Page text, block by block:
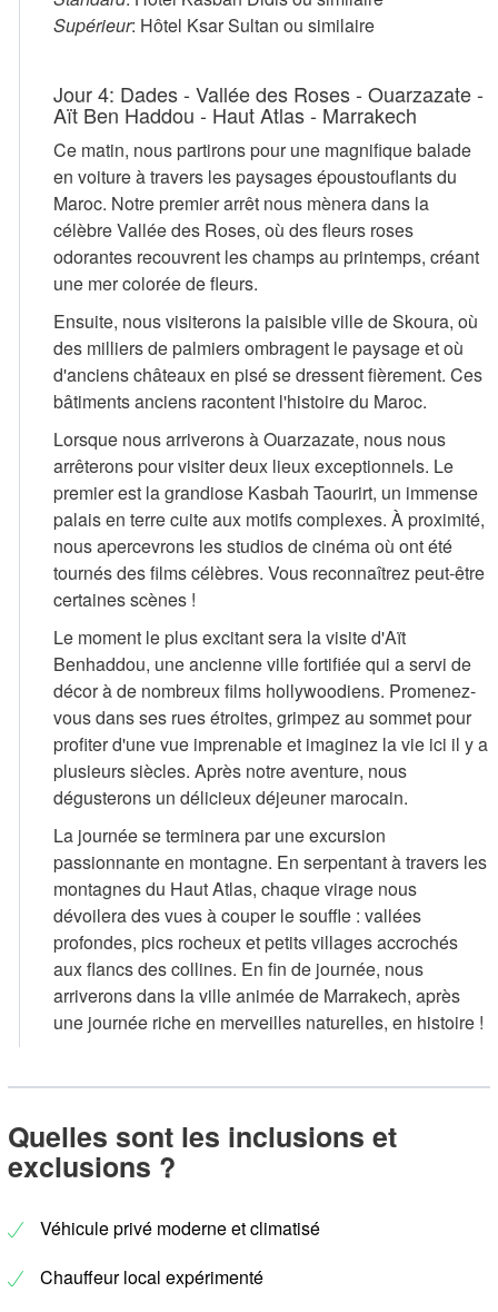
Supérieur: Hôtel Ksar Sultan ou similaire
Jour 4: Dades - Vallée des Roses - Ouarzazate -
Aït Ben Haddou - Haut Atlas - Marrakech
Ce matin, nous partirons pour une magnifique balade
en voiture à travers les paysages époustouflants du
Maroc. Notre premier arrêt nous mènera dans la
célèbre Vallée des Roses, où des fleurs roses
odorantes recouvrent les champs au printemps, créant
une mer colorée de fleurs.
Ensuite, nous visiterons la paisible ville de Skoura, où
des milliers de palmiers ombragent le paysage et où
d'anciens châteaux en pisé se dressent fièrement. Ces
bâtiments anciens racontent l'histoire du Maroc.
Lorsque nous arriverons à Ouarzazate, nous nous
arrêterons pour visiter deux lieux exceptionnels. Le
premier est la grandiose Kasbah Taourirt, un immense
palais en terre cuite aux motifs complexes. À proximité,
nous apercevrons les studios de cinéma où ont été
tournés des films célèbres. Vous reconnaîtrez peut-être
certaines scènes !
Le moment le plus excitant sera la visite d'Aït
Benhaddou, une ancienne ville fortifiée qui a servi de
décor à de nombreux films hollywoodiens. Promenez-
vous dans ses rues étroites, grimpez au sommet pour
profiter d'une vue imprenable et imaginez la vie ici il y a
plusieurs siècles. Après notre aventure, nous
dégusterons un délicieux déjeuner marocain.
La journée se terminera par une excursion
passionnante en montagne. En serpentant à travers les
montagnes du Haut Atlas, chaque virage nous
dévoilera des vues à couper le souffle : vallées
profondes, pics rocheux et petits villages accrochés
aux flancs des collines. En fin de journée, nous
arriverons dans la ville animée de Marrakech, après
une journée riche en merveilles naturelles, en histoire !
Quelles sont les inclusions et
exclusions ?
Véhicule privé moderne et climatisé
Chauffeur local expérimenté